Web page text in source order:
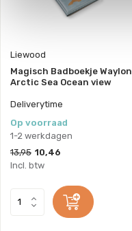
Liewood
Magisch Badboekje Waylon
Arctic Sea Ocean view
Deliverytime
Op voorraad
1-2 werkdagen
13,95 10,46
Incl. btw